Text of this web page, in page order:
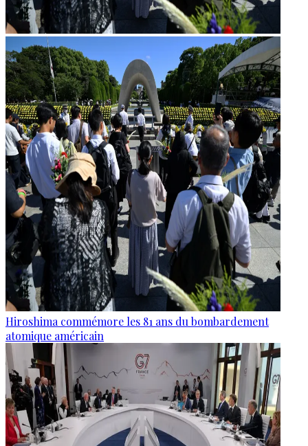
Hiroshima commémore les 81 ans du bombardement
atomique américain